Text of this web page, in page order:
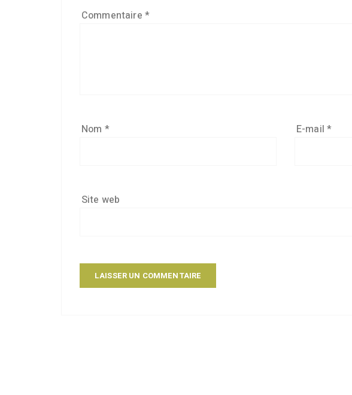
Commentaire *
Nom * E-mail*
Site web